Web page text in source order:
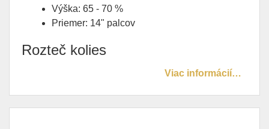
Výška: 65 - 70 %
Priemer: 14" palcov
Rozteč kolies
Viac informácií…